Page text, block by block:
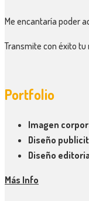
Me encantaría poder
Transmite con éxito
Portfolio
Imagen
Diseño
Diseño
Más Info